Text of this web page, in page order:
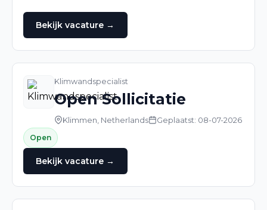
Bekijk vacature →
Klimwandspecialist
Open Sollicitatie
Klimmen, Netherlands Geplaatst: 08-07-2026
Open
Bekijk vacature →